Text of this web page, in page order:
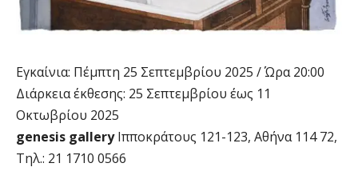
Εγκαίνια: Πέμπτη 25 Σεπτεμβρίου 2025 / Ώρα 20:00
Διάρκεια έκθεσης: 25 Σεπτεμβρίου έως 11
Οκτωβρίου 2025
genesis galleryΙπποκράτους 121-123, Αθήνα 114 72,
Τηλ.: 21 1710 0566